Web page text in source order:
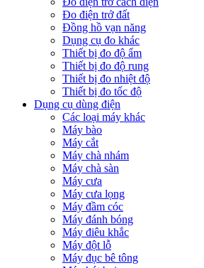
Đo điện trở đất
Đồng hồ vạn năng
Dụng cụ đo khác
Thiết bị đo độ ẩm
Thiết bị đo độ rung
Thiết bị đo nhiệt độ
Thiết bị đo tốc độ
Dụng cụ dùng điện
Các loại máy khác
Máy bào
Máy cắt
Máy chà nhám
Máy chà sàn
Máy cưa
Máy cưa lọng
Máy đầm cóc
Máy đánh bóng
Máy điêu khắc
Máy đột lỗ
Máy đục bê tông